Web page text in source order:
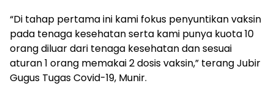
“Di tahap pertama ini kami fokus penyuntikan vaksin
pada tenaga kesehatan serta kami punya kuota 10
orang diluar dari tenaga kesehatan dan sesuai
aturan 1 orang memakai 2 dosis vaksin,” terang Jubir
Gugus Tugas Covid-19, Munir.